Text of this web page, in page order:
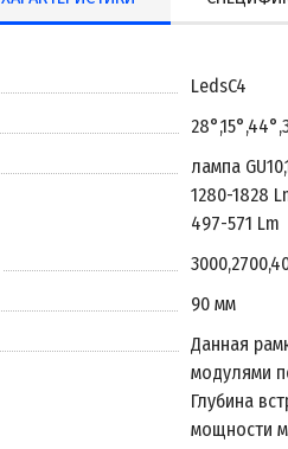
LedsC4
28°15°,44°,
лампа GU10,
1280-1828
497-571 Lm
3000,2700,
90 мм
Данная
модулями
Глубина
мощности